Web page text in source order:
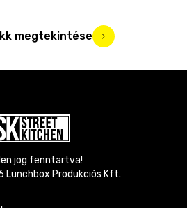
megtekintése
jog fenntartva!
Lunchbox Produkciós Kft.